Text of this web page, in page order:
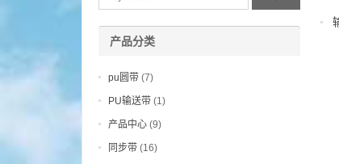
产品分类
pu圆带 (7)
PU输送带 (1)
产品中心 (9)
同步带 (16)